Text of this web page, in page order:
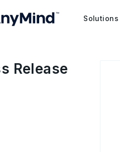
Solutions
Release